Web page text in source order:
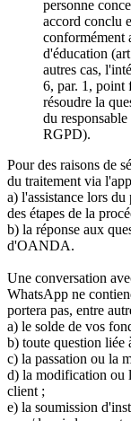
personne
accord conclu
conformément
d'éducation
autres cas,
6, par. 1, point
résoudre la
du
RGPD).
Pour des raisons de
du traitement via
a) l'assistance lors
des étapes de la
b) la réponse aux
d'OANDA.
Une conversation
WhatsApp ne
portera pas, entre
a) le solde de vos
b) toute question liée
c) la passation ou la
d) la modification ou
client ;
e) la soumission